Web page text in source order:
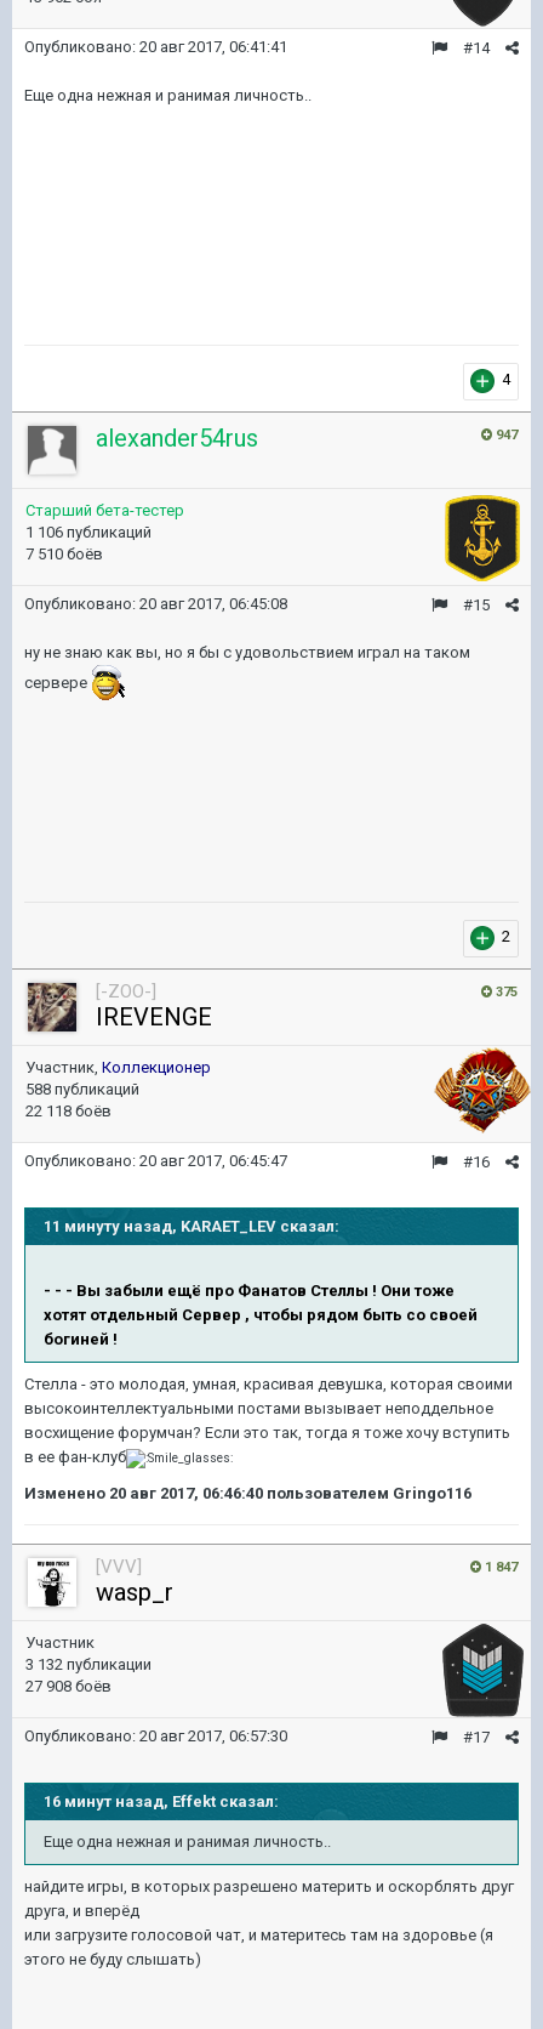
#14
Опубликовано: 20 авг 2017, 06:41:41
Еще одна нежная и ранимая личность..
4
947
alexander54rus
Старший бета-тестер
1 106 публикаций
7 510 боёв
#15
Опубликовано: 20 авг 2017, 06:45:08
ну не знаю как вы, но я бы с удовольствием играл на таком
сервере
2
375
[-ZOO-]
IREVENGE
Участник, Коллекционер
588 публикаций
22 118 боёв
#16
Опубликовано: 20 авг 2017, 06:45:47
11 минуту назад, KARAET_LEV сказал:
- - - Вы забыли ещё про Фанатов Стеллы ! Они тоже
хотят отдельный Сервер , чтобы рядом быть со своей
богиней !
Стелла - это молодая, умная, красивая девушка, которая своими
высокоинтеллектуальными постами вызывает неподдельное
восхищение форумчан? Если это так, тогда я тоже хочу вступить
в ее фан-клуб
Изменено 20 авг 2017, 06:46:40 пользователем Gringo116
1 847
[VVV]
wasp_r
Участник
3 132 публикации
27 908 боёв
#17
Опубликовано: 20 авг 2017, 06:57:30
16 минут назад, Effekt сказал:
Еще одна нежная и ранимая личность..
найдите игры, в которых разрешено материть и оскорблять друг
друга, и вперёд
или загрузите голосовой чат, и материтесь там на здоровье (я
этого не буду слышать)